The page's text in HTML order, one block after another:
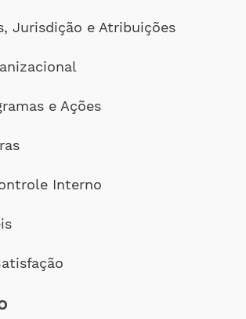
Jurisdição e Atribuições
e Ações
Interno